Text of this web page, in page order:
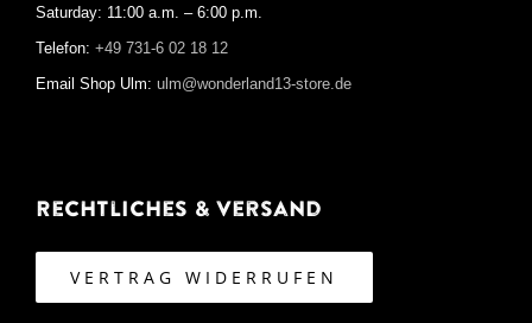
Saturday: 11:00 a.m. – 6:00 p.m.
Telefon: +49 731-6 02 18 12
Email Shop Ulm: ulm@wonderland13-store.de
Rechtliches & Versand
VERTRAG WIDERRUFEN